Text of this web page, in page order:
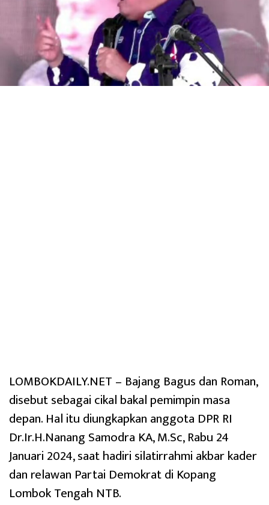
LOMBOKDAILY.NET – Bajang Bagus dan Roman,
disebut sebagai cikal bakal pemimpin masa
depan. Hal itu diungkapkan anggota DPR RI
Dr.Ir.H.Nanang Samodra KA, M.Sc, Rabu 24
Januari 2024, saat hadiri silatirrahmi akbar kader
dan relawan Partai Demokrat di Kopang
Lombok Tengah NTB.